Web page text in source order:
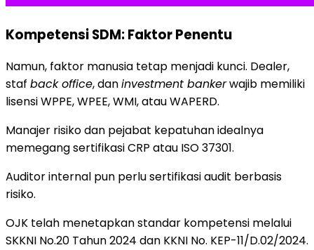
Kompetensi SDM: Faktor Penentu
Namun, faktor manusia tetap menjadi kunci. Dealer,
staf back office, daninvestment bankerwajib memiliki
lisensi WPPE, WPEE, WMI, atau WAPERD.
Manajer risiko dan pejabat kepatuhan idealnya
memegang sertifikasi CRP atau ISO 37301.
Auditor internal pun perlu sertifikasi audit berbasis
risiko.
OJK telah menetapkan standar kompetensi melalui
SKKNI No.20 Tahun 2024 dan KKNI No. KEP-11/D.02/2024.